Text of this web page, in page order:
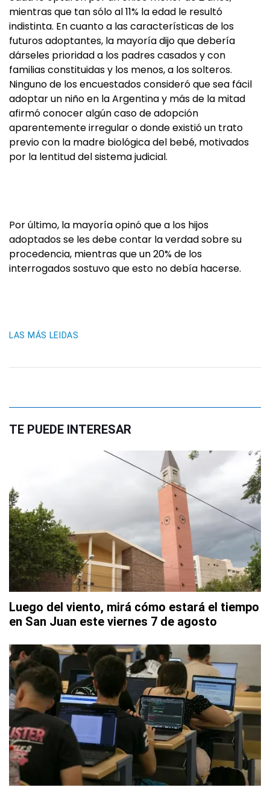
mientras que tan sólo al 11% la edad le resultó
indistinta. En cuanto a las características de los
futuros adoptantes, la mayoría dijo que debería
dárseles prioridad a los padres casados y con
familias constituidas y los menos, a los solteros.
Ninguno de los encuestados consideró que sea fácil
adoptar un niño en la Argentina y más de la mitad
afirmó conocer algún caso de adopción
aparentemente irregular o donde existió un trato
previo con la madre biológica del bebé, motivados
por la lentitud del sistema judicial.
Por último, la mayoría opinó que a los hijos
adoptados se les debe contar la verdad sobre su
procedencia, mientras que un 20% de los
interrogados sostuvo que esto no debía hacerse.
LAS MÁS LEIDAS
TE PUEDE INTERESAR
Luego del viento, mirá cómo estará el tiempo
en San Juan este viernes 7 de agosto